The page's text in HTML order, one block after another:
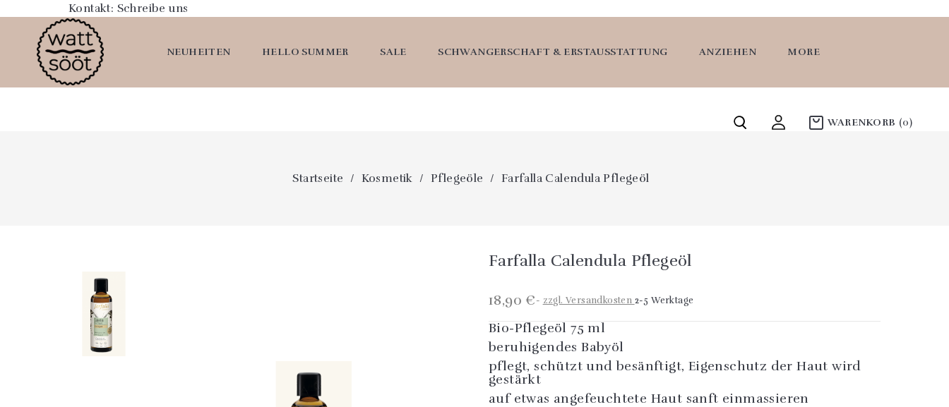
Kontakt: Schreibe uns
NEUHEITEN HELLO SUMMER SALE SCHWANGERSCHAFT & ERSTAUSSTATTUNG ANZIEHEN MORE
WARENKORB (0)
Startseite Kosmetik Pflegeöle Farfalla Calendula Pflegeöl
Farfalla Calendula Pflegeöl
18,90 € zzgl. Versandkosten 2-5 Werktage
Bio-Pflegeöl 75 ml
beruhigendes Babyöl
pflegt, schützt und besänftigt, Eigenschutz der Haut wird
gestärkt
auf etwas angefeuchtete Haut sanft einmassieren